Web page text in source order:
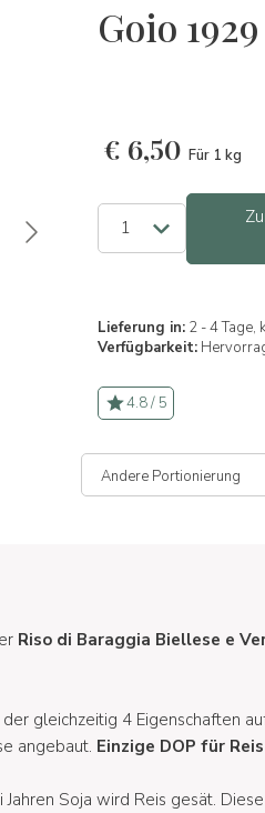
Goio
€ 6,50 Für 1 kg
Lieferung in: 2 - 4
Verfügbarkeit:
4.8 / 5
Riso di Baraggia Biellese e
gleichzeitig 4 Eigenschaften
angebaut. Einzige DOP für
Jahren Soja wird Reis gesät.